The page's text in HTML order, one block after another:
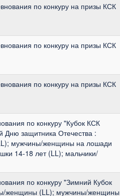
по конкуру на призы КСК
по конкуру на призы КСК
по конкуру на призы КСК
по конкуру "Кубок КСК
Дню защитника Отечества :
мужчины/женщины на лошади
14-18 лет (LL); мальчики/
по конкуру "Зимний Кубок
женщины (LL); мужчины/женщины